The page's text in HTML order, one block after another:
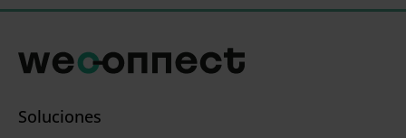
Soluciones